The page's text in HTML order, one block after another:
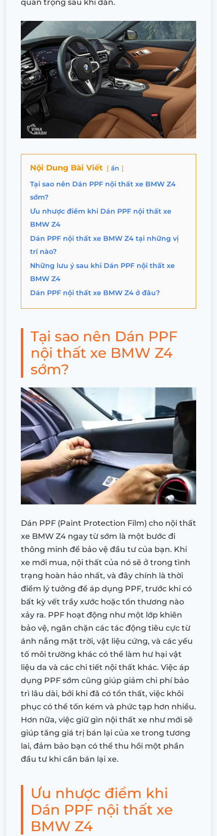
quan trọng sau khi dán.
Nội Dung Bài Viết ẩn
Tại sao nên Dán PPF nội thất xe BMW Z4
sớm?
Ưu nhược điểm khi Dán PPF nội thất xe
BMW Z4
Dán PPF nội thất xe BMW Z4 tại những vị
trí nào?
Những lưu ý sau khi Dán PPF nội thất xe
BMW Z4
Dán PPF nội thất xe BMW Z4 ở đâu?
Tại sao nên Dán PPF
nội thất xe BMW Z4
sớm?
Dán PPF (Paint Protection Film) cho nội thất
xe BMW Z4 ngay từ sớm là một bước đi
thông minh để bảo vệ đầu tư của bạn. Khi
xe mới mua, nội thất của nó sẽ ở trong tình
trạng hoàn hảo nhất, và đây chính là thời
điểm lý tưởng để áp dụng PPF, trước khi có
bất kỳ vết trầy xước hoặc tổn thương nào
xảy ra. PPF hoạt động như một lớp khiên
bảo vệ, ngăn chặn các tác động tiêu cực từ
ánh nắng mặt trời, vật liệu cứng, và các yếu
tố môi trường khác có thể làm hư hại vật
liệu da và các chi tiết nội thất khác. Việc áp
dụng PPF sớm cũng giúp giảm chi phí bảo
trì lâu dài, bởi khi đã có tổn thất, việc khôi
phục có thể tốn kém và phức tạp hơn nhiều.
Hơn nữa, việc giữ gìn nội thất xe như mới sẽ
giúp tăng giá trị bán lại của xe trong tương
lai, đảm bảo bạn có thể thu hồi một phần
đầu tư khi cần bán lại xe.
Ưu nhược điểm khi
Dán PPF nội thất xe
BMW Z4